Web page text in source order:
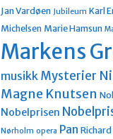
Jan Vardøen Jubileum Karl
Michelsen Marie Hamsun
Markens
musikk Mysterier
Magne Knutsen
Nobelprisen
Nørholm opera Pan